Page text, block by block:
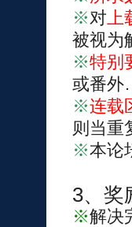
※对上
被视为
※特别
或番外
※连载
则当重
※本论
3、奖
※解决